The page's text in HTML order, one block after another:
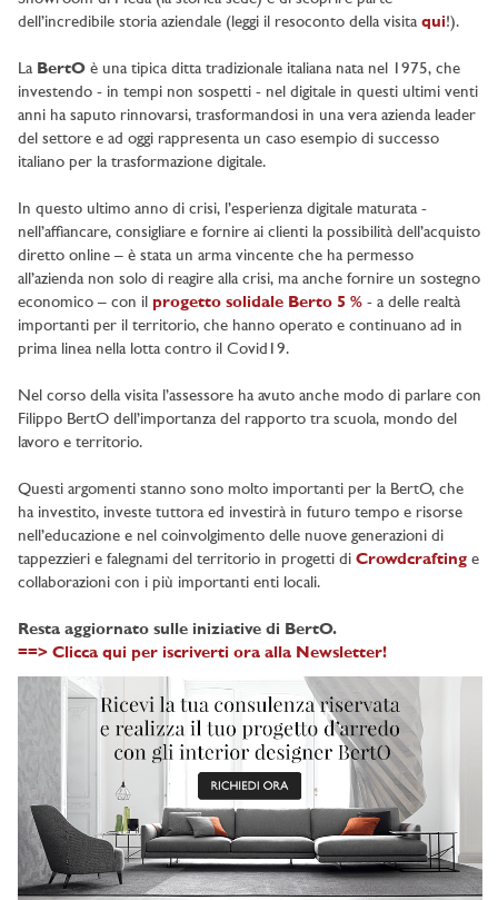
dell’incredibile storia aziendale (leggi il resoconto della visita qui!).
La BertO è una tipica ditta tradizionale italiana nata nel 1975, che
investendo - in tempi non sospetti - nel digitale in questi ultimi venti
anni ha saputo rinnovarsi, trasformandosi in una vera azienda leader
del settore e ad oggi rappresenta un caso esempio di successo
italiano per la trasformazione digitale.
In questo ultimo anno di crisi, l’esperienza digitale maturata -
nell’affiancare, consigliare e fornire ai clienti la possibilità dell’acquisto
diretto online – è stata un arma vincente che ha permesso
all’azienda non solo di reagire alla crisi, ma anche fornire un sostegno
economico – con il progetto solidale Berto 5 % - a delle realtà
importanti per il territorio, che hanno operato e continuano ad in
prima linea nella lotta contro il Covid19.
Nel corso della visita l’assessore ha avuto anche modo di parlare con
Filippo BertO dell’importanza del rapporto tra scuola, mondo del
lavoro e territorio.
Questi argomenti stanno sono molto importanti per la BertO, che
ha investito, investe tuttora ed investirà in futuro tempo e risorse
nell’educazione e nel coinvolgimento delle nuove generazioni di
tappezzieri e falegnami del territorio in progetti di Crowdcrafting e
collaborazioni con i più importanti enti locali.
Resta aggiornato sulle iniziative di BertO.
==> Clicca qui per iscriverti ora alla Newsletter!